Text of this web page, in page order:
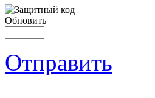
Обновить
Отправить